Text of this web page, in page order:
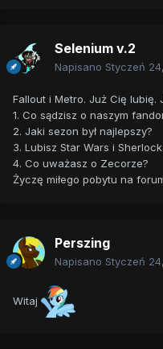
Selenium v.2
Napisano Styczeń
Fallout i Metro. Już Cię lubię.
1. Co sądzisz o naszym
2. Jaki sezon był najlepszy?
3. Lubisz Star Wars i
4. Co uważasz o Zecorze?
Życzę miłego pobytu na
Perszing
Napisano Styczeń
Witaj